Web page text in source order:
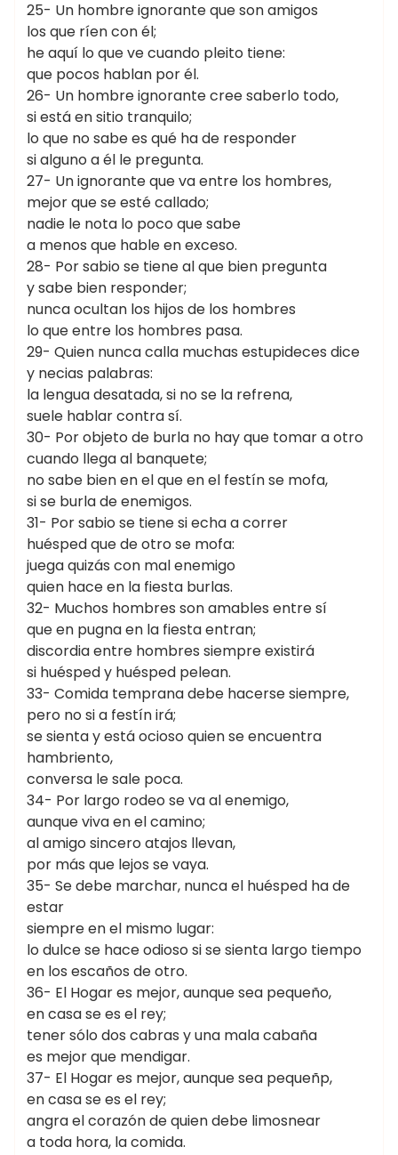
25- Un hombre ignorante que son amigos
los que ríen con él;
he aquí lo que ve cuando pleito tiene:
que pocos hablan por él.
26- Un hombre ignorante cree saberlo todo,
si está en sitio tranquilo;
lo que no sabe es qué ha de responder
si alguno a él le pregunta.
27- Un ignorante que va entre los hombres,
mejor que se esté callado;
nadie le nota lo poco que sabe
a menos que hable en exceso.
28- Por sabio se tiene al que bien pregunta
y sabe bien responder;
nunca ocultan los hijos de los hombres
lo que entre los hombres pasa.
29- Quien nunca calla muchas estupideces dice
y necias palabras:
la lengua desatada, si no se la refrena,
suele hablar contra sí.
30- Por objeto de burla no hay que tomar a otro
cuando llega al banquete;
no sabe bien en el que en el festín se mofa,
si se burla de enemigos.
31- Por sabio se tiene si echa a correr
huésped que de otro se mofa:
juega quizás con mal enemigo
quien hace en la fiesta burlas.
32- Muchos hombres son amables entre sí
que en pugna en la fiesta entran;
discordia entre hombres siempre existirá
si huésped y huésped pelean.
33- Comida temprana debe hacerse siempre,
pero no si a festín irá;
se sienta y está ocioso quien se encuentra
hambriento,
conversa le sale poca.
34- Por largo rodeo se va al enemigo,
aunque viva en el camino;
al amigo sincero atajos llevan,
por más que lejos se vaya.
35- Se debe marchar, nunca el huésped ha de
estar
siempre en el mismo lugar:
lo dulce se hace odioso si se sienta largo tiempo
en los escaños de otro.
36- El Hogar es mejor, aunque sea pequeño,
en casa se es el rey;
tener sólo dos cabras y una mala cabaña
es mejor que mendigar.
37- El Hogar es mejor, aunque sea pequeñp,
en casa se es el rey;
angra el corazón de quien debe limosnear
a toda hora, la comida.